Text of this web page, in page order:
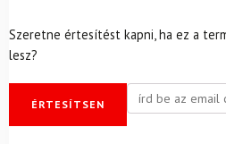
Szeretne értesítést kapni, ha ez a
lesz?
ÉRTESÍTSEN